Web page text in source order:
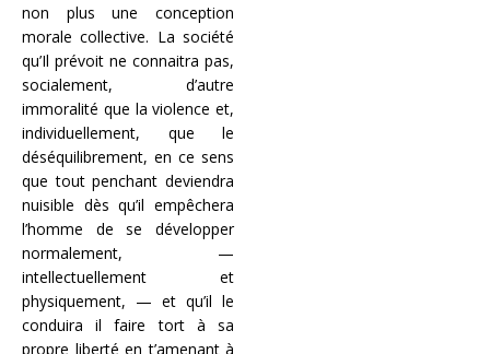
non plus une conception
morale collective. La société
qu’Il prévoit ne connaitra pas,
socialement, d’autre
immoralité que la violence et,
individuellement, que le
déséquilibrement, en ce sens
que tout penchant deviendra
nuisible dès qu’il empêchera
l’homme de se développer
normalement, —
intellectuellement et
physiquement, — et qu’il le
conduira il faire tort à sa
propre liberté en t’amenant à